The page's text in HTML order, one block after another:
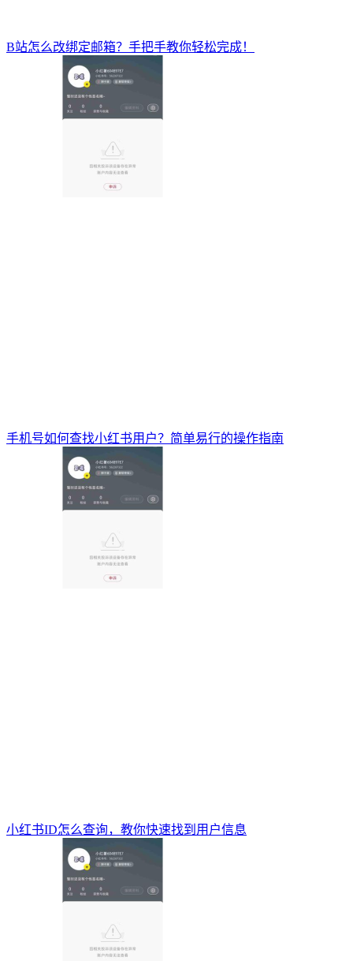
B站怎么改绑定邮箱？手把手教你轻松完成！
手机号如何查找小红书用户？简单易行的操作指南
小红书ID怎么查询，教你快速找到用户信息